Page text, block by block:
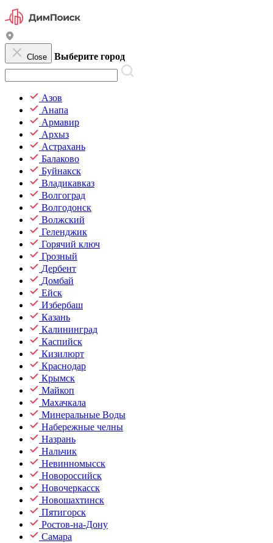
Close Выберите город
Азов
Анапа
Армавир
Архыз
Астрахань
Балаково
Буйнакск
Владикавказ
Волгоград
Волгодонск
Волжский
Геленджик
Горячий ключ
Грозный
Дербент
Домбай
Ейск
Избербаш
Казань
Калининград
Каспийск
Кизилюрт
Краснодар
Крымск
Майкоп
Махачкала
Минеральные Воды
Набережные челны
Назрань
Нальчик
Невинномысск
Новороссийск
Новочеркасск
Новошахтинск
Пятигорск
Ростов-на-Дону
Самара